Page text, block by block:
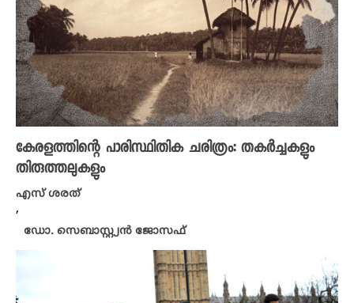
കേരളത്തിന്റെ പാരിസ്ഥിതിക ചരിത്രം: തകർച്ചകളും
തിരുത്തലുകളും
എസ് ശരത്
,
ഡോ. സെബാസ്റ്റ്യൻ ജോസഫ്